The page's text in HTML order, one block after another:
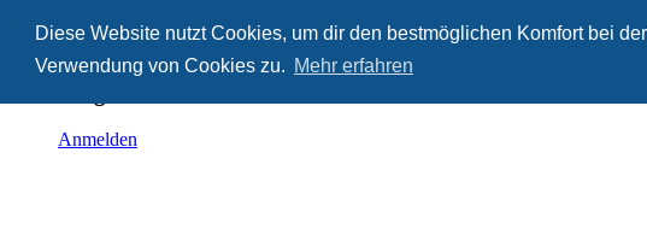
Diese Website nutzt Cookies, um dir den bestmöglichen Komfort bei
Verwendung von Cookies zu. Mehr erfahren
Anonym
Anmelden